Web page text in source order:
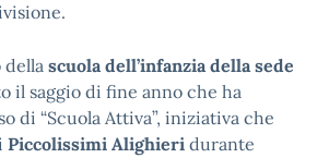
scuola dell’infanzia della sede
il saggio di fine anno che ha
di “Scuola Attiva”, iniziativa che
Piccolissimi Alighieri durante